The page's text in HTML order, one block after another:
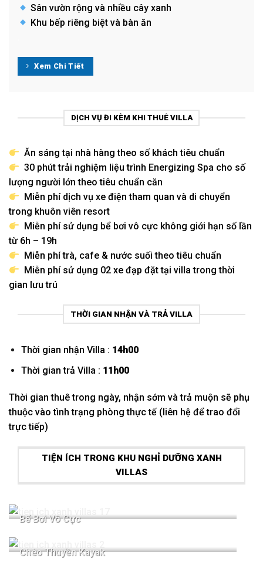
Sân vườn rộng và nhiều cây xanh
Khu bếp riêng biệt và bàn ăn
Xem Chi Tiết
DỊCH VỤ ĐI KÈM KHI THUÊ VILLA
Ăn sáng tại nhà hàng theo số khách tiêu chuẩn
30 phút trải nghiệm liệu trình Energizing Spa cho số
lượng người lớn theo tiêu chuẩn căn
Miễn phí dịch vụ xe điện tham quan và di chuyển
trong khuôn viên resort
Miễn phí sử dụng bể bơi vô cực không giới hạn số lần
từ 6h – 19h
Miễn phí trà, cafe & nước suối theo tiêu chuẩn
Miễn phí sử dụng 02 xe đạp đặt tại villa trong thời
gian lưu trú
THỜI GIAN NHẬN VÀ TRẢ VILLA
Thời gian nhận Villa : 14h00
Thời gian trả Villa : 11h00
Thời gian thuê trong ngày, nhận sớm và trả muộn sẽ phụ
thuộc vào tình trạng phòng thực tế (liên hệ để trao đổi
trực tiếp)
TIỆN ÍCH TRONG KHU NGHỈ DƯỠNG XANH
VILLAS
Bể Bơi Vô Cực
Chèo Thuyền Kayak